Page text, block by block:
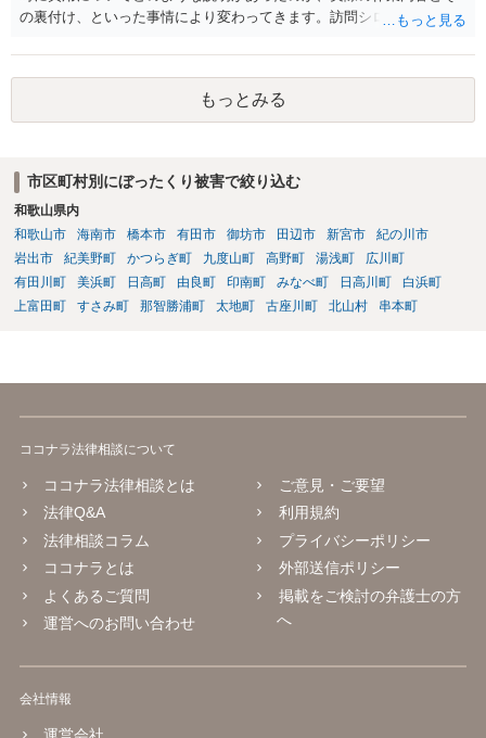
の裏付け、といった事情により変わってきます。訪問シロアリ駆除と
当するのであれば、最寄りの消費生活センターへ相談された方がよい
でしょう。
もっとみる
市区町村別にぼったくり被害で絞り込む
和歌山県内
和歌山市
海南市 橋本市 有田市 御坊市 田辺市 新宮市
紀の川市
岩出市
紀美野町 かつらぎ町 九度山町 高野町 湯浅町
広川町
有田川町
美浜町 日高町 由良町 印南町 みなべ町 日高川町
白浜町
上富田町
すさみ町 那智勝浦町 太地町 古座川町 北山村 串本町
ココナラ法律相談について
ココナラ法律相談とは
法律Q&A
法律相談コラム
ココナラとは
よくあるご質問
運営へのお問い合わせ
ご意見・ご要望
利用規約
プライバシーポリシー
外部送信ポリシー
掲載をご検討の弁護士の方
へ
会社情報